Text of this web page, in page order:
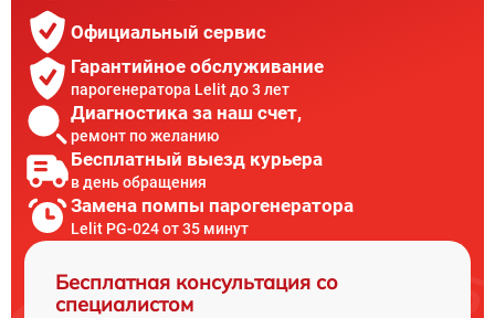
Официальный сервис
Гарантийное обслуживание
парогенератора Lelit до 3 лет
Диагностика за наш счет,
ремонт по желанию
Бесплатный выезд курьера
в день обращения
Замена помпы парогенератора
Lelit PG-024 от 35 минут
Бесплатная консультация со
специалистом